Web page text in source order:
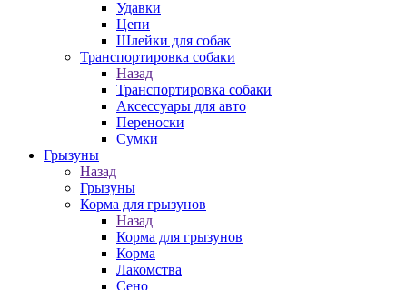
Удавки
Цепи
Шлейки для собак
Транспортировка собаки
Назад
Транспортировка собаки
Аксессуары для авто
Переноски
Сумки
Грызуны
Назад
Грызуны
Корма для грызунов
Назад
Корма для грызунов
Корма
Лакомства
Сено